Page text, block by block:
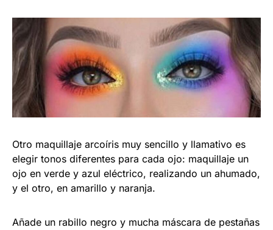
Otro maquillaje arcoíris muy sencillo y llamativo es
elegir tonos diferentes para cada ojo: maquillaje un
ojo en verde y azul eléctrico, realizando un ahumado,
y el otro, en amarillo y naranja.
Añade un rabillo negro y mucha máscara de pestañas